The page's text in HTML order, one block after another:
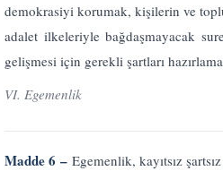
demokrasiyi korumak, kişilerin ve
adalet ilkeleriyle bağdaşmayacak
gelişmesi için gerekli şartları
VI. Egemenlik
Madde 6 – Egemenlik, kayıtsız